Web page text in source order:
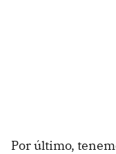
Por último,